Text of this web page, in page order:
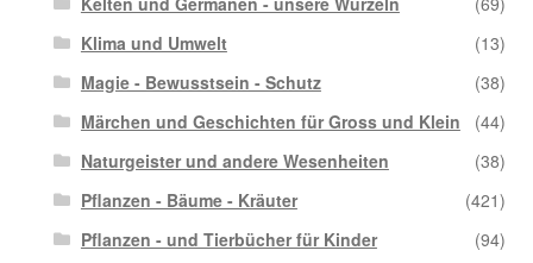
Klima und Umwelt
(13)
Magie - Bewusstsein - Schutz
(38)
Märchen und Geschichten für Gross und Klein
(44)
Naturgeister und andere Wesenheiten
(38)
Pflanzen - Bäume - Kräuter
(421)
Pflanzen - und Tierbücher für Kinder
(94)